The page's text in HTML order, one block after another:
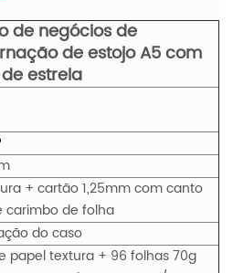
de negócios de
de estojo A5 com
estrela
+ cartão 1,25mm com canto
carimbo de folha
do caso
papel textura + 96 folhas 70g